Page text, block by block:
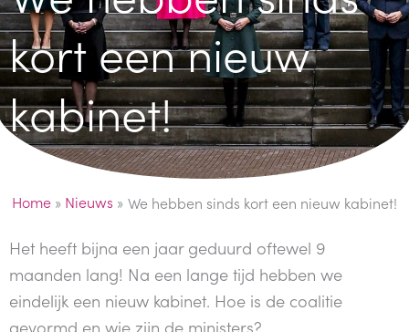
kort een nieuw
kabinet!
Home » Nieuws » We hebben sinds kort een nieuw kabinet!
Het heeft bijna een jaar geduurd oftewel 9
maanden lang! Na een lange tijd hebben we
eindelijk een nieuw kabinet. Hoe is de coalitie
gevormd en wie zijn de ministers?